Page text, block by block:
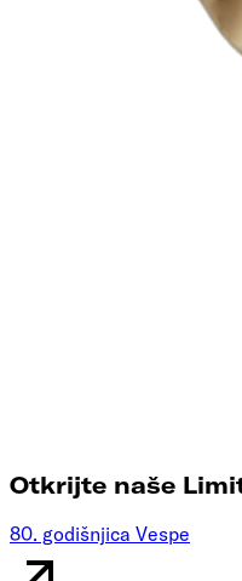
Otkrijte naše
80. godišnjica Vespe